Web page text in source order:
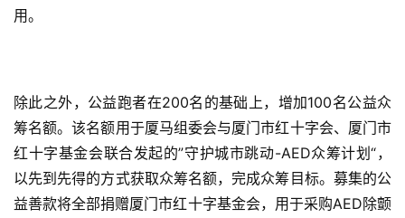
训
视
频
用
户
精
用。
除此之外，公益跑者在200名的基础上，增加100名公益众
筹名额。该名额用于厦马组委会与厦门市红十字会、厦门市
红十字基金会联合发起的”守护城市跳动-AED众筹计划“，
以先到先得的方式获取众筹名额，完成众筹目标。募集的公
益善款将全部捐赠厦门市红十字基金会，用于采购AED除颤